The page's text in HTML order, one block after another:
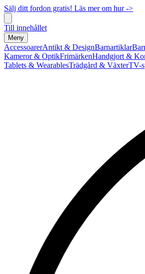
Sälj ditt fordon gratis! Läs mer om hur ->
Till innehållet
Meny
AccessoarerAntikt & DesignBarnartiklar
Kameror & OptikFrimärkenHandgjort &
Tablets & WearablesTrädgård & VäxterTV-